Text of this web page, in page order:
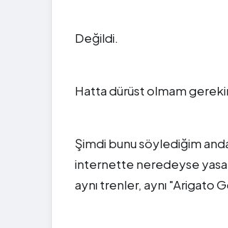
Değildi.
Hatta dürüst olmam
Şimdi bunu söylediğim
internette neredeyse yasak
aynı trenler, aynı "Arigato